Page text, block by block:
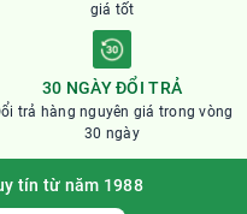
giá tốt
30 NGÀY ĐỔI TRẢ
trả hàng nguyên giá trong vòng
30 ngày
tín từ năm 1988